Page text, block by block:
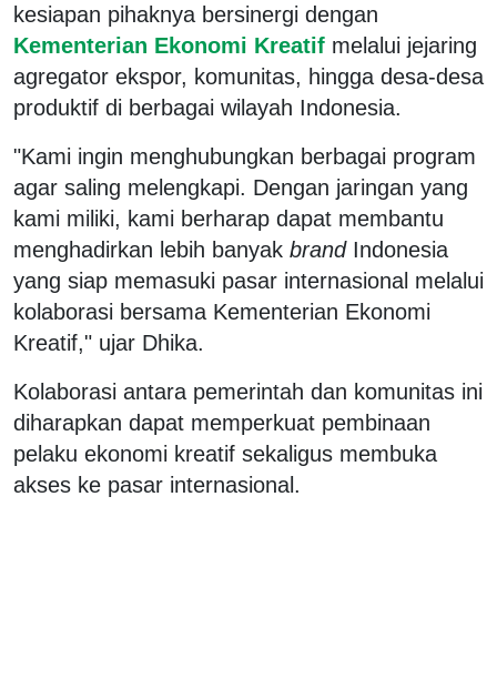
kesiapan pihaknya bersinergi dengan
Kementerian Ekonomi Kreatif melalui jejaring
agregator ekspor, komunitas, hingga desa-desa
produktif di berbagai wilayah Indonesia.
"Kami ingin menghubungkan berbagai program
agar saling melengkapi. Dengan jaringan yang
kami miliki, kami berharap dapat membantu
menghadirkan lebih banyak brandIndonesia
yang siap memasuki pasar internasional melalui
kolaborasi bersama Kementerian Ekonomi
Kreatif," ujar Dhika.
Kolaborasi antara pemerintah dan komunitas ini
diharapkan dapat memperkuat pembinaan
pelaku ekonomi kreatif sekaligus membuka
akses ke pasar internasional.